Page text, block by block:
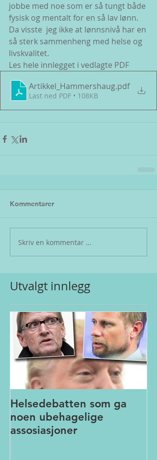
jobbe med noe som er så tungt både
fysisk og mentalt for en så lav lønn.
Da visste  jeg ikke at lønnsnivå har en
så sterk sammenheng med helse og
livskvalitet.
Les hele innlegget i vedlagte PDF
Artikkel_Hammershaug.pdf
Last ned PDF • 108KB
Kommentarer
Skriv en kommentar …
Utvalgt innlegg
Helsedebatten som ga
noen ubehagelige
assosiasjoner